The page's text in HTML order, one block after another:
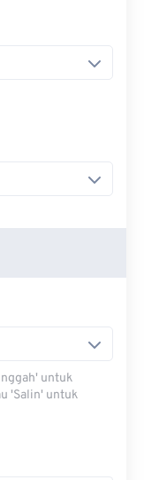
untuk
'Salin' untuk